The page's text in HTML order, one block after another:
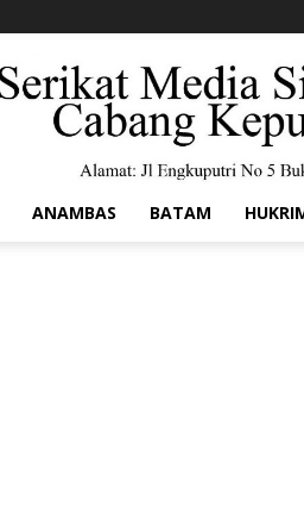
ANAMBAS BATAM